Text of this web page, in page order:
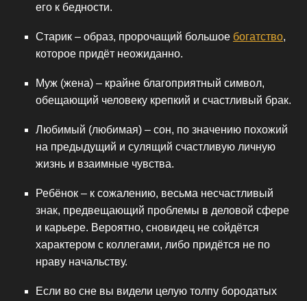
его к бедности.
Старик – образ, пророчащий большое богатство,
которое придёт неожиданно.
Муж (жена) – крайне благоприятный символ,
обещающий человеку крепкий и счастливый брак.
Любимый (любимая) – сон, по значению похожий
на предыдущий и сулящий счастливую личную
жизнь и взаимные чувства.
Ребёнок – к сожалению, весьма несчастливый
знак, предвещающий проблемы в деловой сфере
и карьере. Вероятно, сновидец не сойдётся
характером с коллегами, либо придётся не по
нраву начальству.
Если во сне вы видели целую толпу бородатых